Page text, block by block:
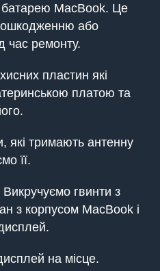
MacBook. Це
або
час ремонту.
пластин які
платою та
які тримають антенну
її.
гвинти з
з корпусом MacBook і
на місце.